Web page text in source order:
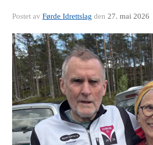
Postet av Førde Idrettslag den 27. mai 2026